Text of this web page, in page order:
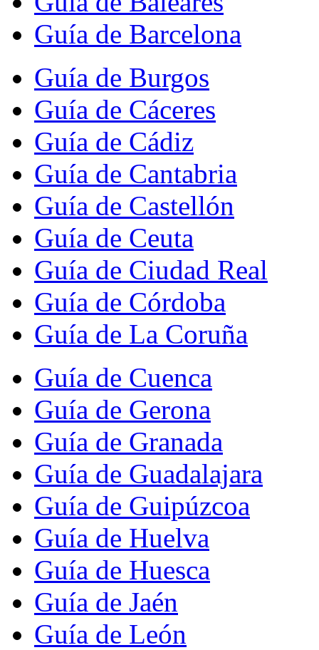
Guía de Barcelona
Guía de Burgos
Guía de Cáceres
Guía de Cádiz
Guía de Cantabria
Guía de Castellón
Guía de Ceuta
Guía de Ciudad Real
Guía de Córdoba
Guía de La Coruña
Guía de Cuenca
Guía de Gerona
Guía de Granada
Guía de Guadalajara
Guía de Guipúzcoa
Guía de Huelva
Guía de Huesca
Guía de Jaén
Guía de León